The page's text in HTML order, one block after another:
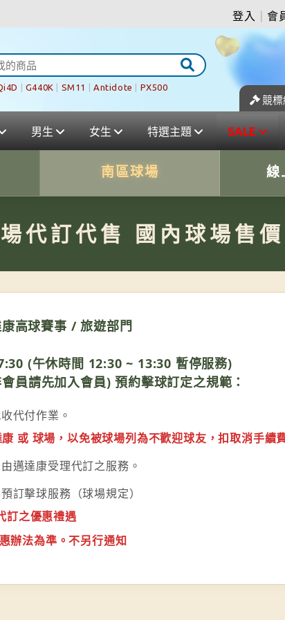
登入 會
G440K SM11 Antidote PX500
競標
男生 女生 特選主題 SALE
南區球場 線
代訂代售 國內球場售
高球賽事 / 旅遊部門
(午休時間 12:30 ~ 13:30 暫停服務)
員請先加入會員) 預約擊球訂定之規範：
代付作業。
或 球場，以免被球場列為不歡迎球友，扣取消手續
邁達康受理代訂之服務。
訂擊球服務（球場規定）
訂之優惠禮遇
辦法為準。不另行通知